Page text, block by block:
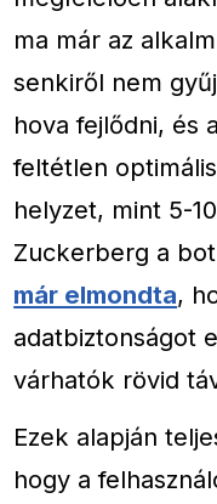
ma már az
senkiről nem
hova fejlődni, és
feltétlen
helyzet, mint 5-
Zuckerberg a
már elmondta,
adatbiztonságot
várhatók rövid
Ezek alapján
hogy a